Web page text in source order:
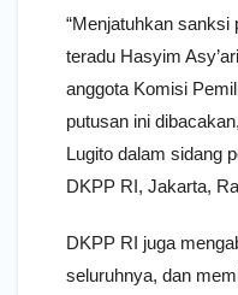
“Menjatuhkan sanksi
teradu Hasyim
anggota Komisi
putusan ini
Lugito dalam sidang
DKPP RI, Jakarta,
DKPP RI juga
seluruhnya, dan